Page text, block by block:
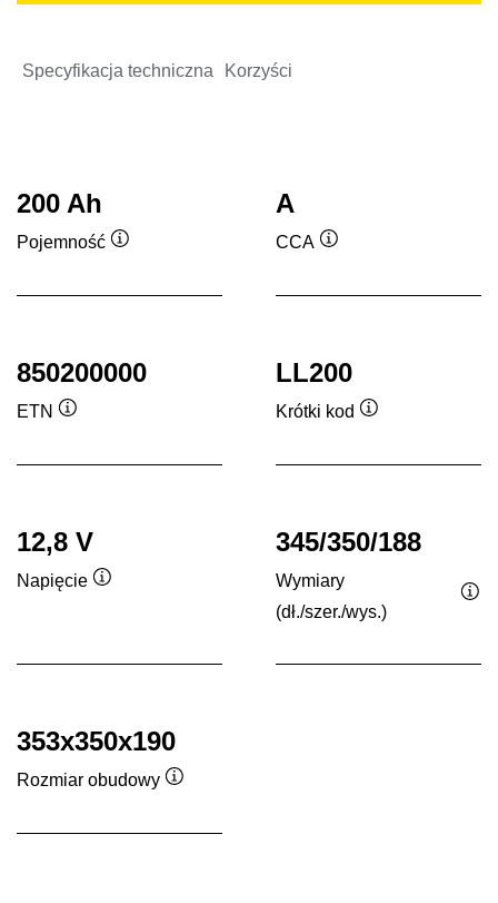
Specyfikacja techniczna Korzyści
200 Ah
Pojemność
A
CCA
850200000
ETN
LL200
Krótki kod
12,8 V
Napięcie
345/350/188
Wymiary
(dł./szer./wys.)
353x350x190
Rozmiar obudowy